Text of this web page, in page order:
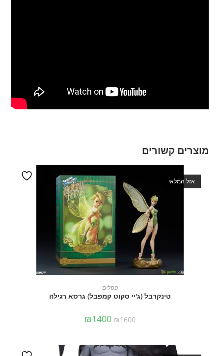
מוצרים קשורים
אזל המלאי
מידע נוסף
פסלים
טינקרבל (ג'יי סקוט קמפבל) גרסא רגילה
₪1600
₪1400